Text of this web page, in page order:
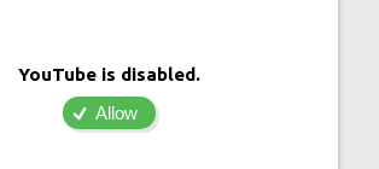
YouTube is disabled.
Allow